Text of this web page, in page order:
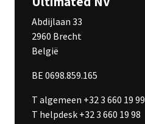
Abdijlaan 33
2960 Brecht
België
BE 0698.859.165
T algemeen +32 3 660 19 99
T helpdesk +32 3 660 19 98